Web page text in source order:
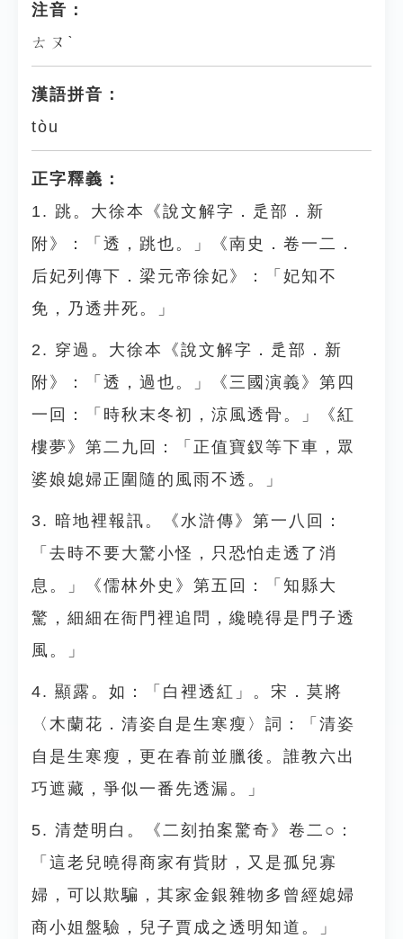
注音：
ㄊㄡˋ
漢語拼音：
tòu
正字釋義：
1. 跳。大徐本《說文解字．辵部．新
附》：「透，跳也。」《南史．卷一二．
后妃列傳下．梁元帝徐妃》：「妃知不
免，乃透井死。」
2. 穿過。大徐本《說文解字．辵部．新
附》：「透，過也。」《三國演義》第四
一回：「時秋末冬初，涼風透骨。」《紅
樓夢》第二九回：「正值寶釵等下車，眾
婆娘媳婦正圍隨的風雨不透。」
3. 暗地裡報訊。《水滸傳》第一八回：
「去時不要大驚小怪，只恐怕走透了消
息。」《儒林外史》第五回：「知縣大
驚，細細在衙門裡追問，纔曉得是門子透
風。」
4. 顯露。如：「白裡透紅」。宋．莫將
〈木蘭花．清姿自是生寒瘦〉詞：「清姿
自是生寒瘦，更在春前並臘後。誰教六出
巧遮藏，爭似一番先透漏。」
5. 清楚明白。《二刻拍案驚奇》卷二○：
「這老兒曉得商家有貲財，又是孤兒寡
婦，可以欺騙，其家金銀雜物多曾經媳婦
商小姐盤驗，兒子賈成之透明知道。」